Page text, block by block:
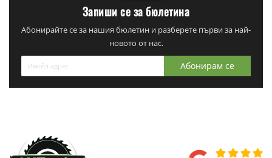
Запиши се за бюлетина
Абонирайте се за нашия бюлетин и разберете първи за най-
новото от нас.
Абонирам се